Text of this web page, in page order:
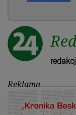
Reklama